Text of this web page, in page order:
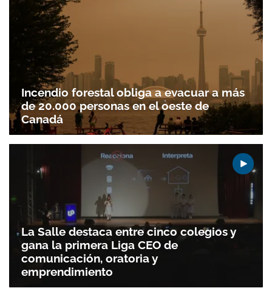
Incendio forestal obliga a evacuar a más
de 20.000 personas en el oeste de
Canadá
La Salle destaca entre cinco colegios y
gana la primera Liga CEO de
comunicación, oratoria y
emprendimiento